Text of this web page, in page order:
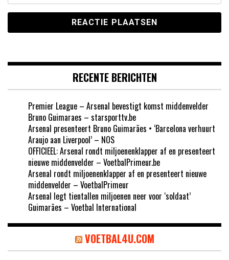
RECENTE BERICHTEN
Premier League – Arsenal bevestigt komst middenvelder
Bruno Guimaraes – starsporttv.be
Arsenal presenteert Bruno Guimarães • ‘Barcelona verhuurt
Araujo aan Liverpool’ – NOS
OFFICIEEL: Arsenal rondt miljoenenklapper af en presenteert
nieuwe middenvelder – VoetbalPrimeur.be
Arsenal rondt miljoenenklapper af en presenteert nieuwe
middenvelder – VoetbalPrimeur
Arsenal legt tientallen miljoenen neer voor ‘soldaat’
Guimarães – Voetbal International
VOETBAL4U.COM